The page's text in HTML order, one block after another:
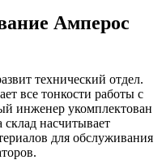
Амперос
технический отдел.
все тонкости работы с
инженер укомплектован
насчитывает
для обслуживания